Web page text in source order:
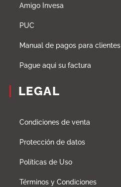
Amigo Invesa
PUC
Manual de pagos para clientes
Pague aqui su factura
LEGAL
Condiciones de venta
Protección de datos
Políticas de Uso
Términos y Condiciones